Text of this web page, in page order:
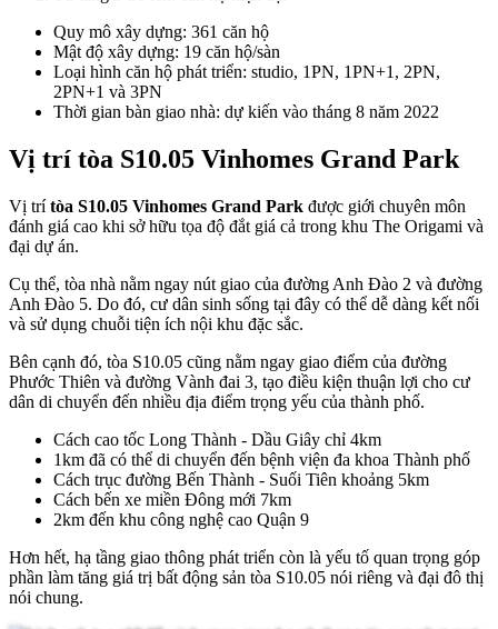
Quy mô xây dựng: 361 căn hộ
Mật độ xây dựng: 19 căn hộ/sàn
Loại hình căn hộ phát triển: studio, 1PN, 1PN+1, 2PN,
2PN+1 và 3PN
Thời gian bàn giao nhà: dự kiến vào tháng 8 năm 2022
Vị trí tòa S10.05 Vinhomes Grand Park
Vị trítòa S10.05 Vinhomes Grand Park được giới chuyên môn
đánh giá cao khi sở hữu tọa độ đắt giá cả trong khu The Origami và
đại dự án.
Cụ thể, tòa nhà nằm ngay nút giao của đường Anh Đào 2 và đường
Anh Đào 5. Do đó, cư dân sinh sống tại đây có thể dễ dàng kết nối
và sử dụng chuỗi tiện ích nội khu đặc sắc.
Bên cạnh đó, tòa S10.05 cũng nằm ngay giao điểm của đường
Phước Thiên và đường Vành đai 3, tạo điều kiện thuận lợi cho cư
dân di chuyển đến nhiều địa điểm trọng yếu của thành phố.
Cách cao tốc Long Thành - Dầu Giây chỉ 4km
1km đã có thể di chuyển đến bệnh viện đa khoa Thành phố
Cách trục đường Bến Thành - Suối Tiên khoảng 5km
Cách bến xe miền Đông mới 7km
2km đến khu công nghệ cao Quận 9
Hơn hết, hạ tầng giao thông phát triển còn là yếu tố quan trọng góp
phần làm tăng giá trị bất động sản tòa S10.05 nói riêng và đại đô thị
nói chung.